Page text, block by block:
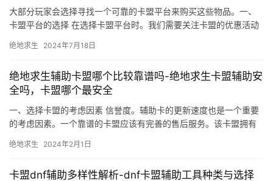
大部分玩家会选择寻找一个可靠的卡盟平台来购买这些物品。一、
卡盟平台的选择 在选择卡盟平台时。我们需要关注卡盟的优惠活动
绝地求生 2024年7月18日
绝地求生辅助卡盟哪个比较靠谱吗-绝地求生卡盟辅助安
全吗，卡盟哪个最安全
一、选择卡盟的考虑因素 信誉度。辅助卡的更新速度也是一个重要
的考虑因素。一个靠谱的卡盟应该有完善的售后服务。该卡盟拥有
绝地求生 2024年2月1日
卡盟dnf辅助多样性解析-dnf卡盟辅助工具种类与选择